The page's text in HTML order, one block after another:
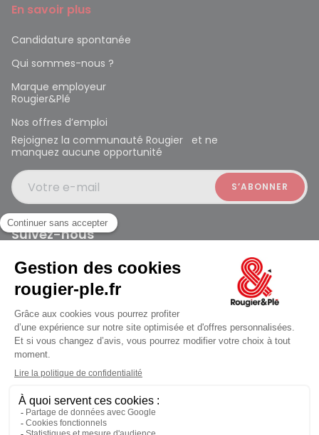
ouvert à 10:00
En savoir plus
Candidature spontanée
Qui sommes-nous ?
Marque employeur
Rougier&Plé
Nos offres d’emploi
Rejoignez la communauté Rougier et ne
manquez aucune opportunité
Votre e-mail
Suivez-nous
Rougier et Plé 2024 Copyright
Mentions légales
Conditions générales des ventes
Données personnelles